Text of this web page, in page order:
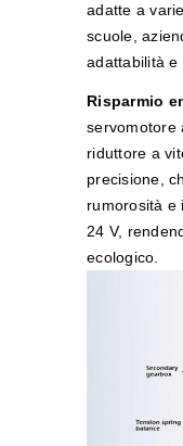
adatte a
scuole,
adattabilità e
Risparmio
servomotore
riduttore a
precisione,
rumorosità e
24 V,
ecologico.